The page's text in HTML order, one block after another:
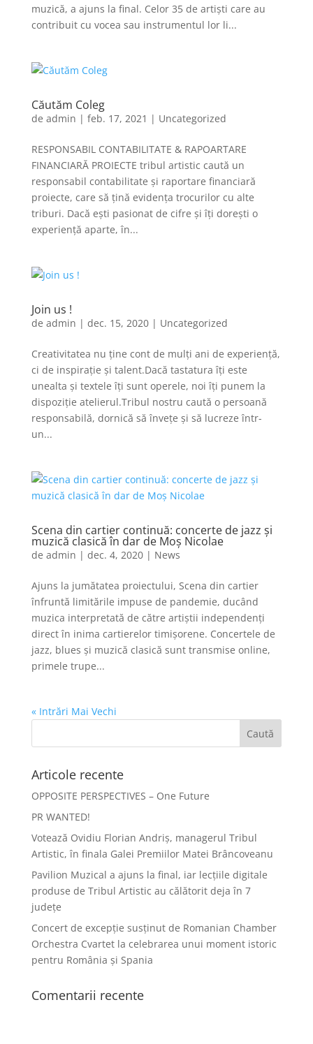
muzică, a ajuns la final. Celor 35 de artiști care au
contribuit cu vocea sau instrumentul lor li...
Căutăm Coleg
de admin | feb. 17, 2021 | Uncategorized
RESPONSABIL CONTABILITATE & RAPOARTARE
FINANCIARĂ PROIECTE tribul artistic caută un
responsabil contabilitate și raportare financiară
proiecte, care să țină evidența trocurilor cu alte
triburi. Dacă ești pasionat de cifre și îți dorești o
experiență aparte, în...
Join us !
de admin | dec. 15, 2020| Uncategorized
Creativitatea nu ține cont de mulți ani de experiență,
ci de inspirație și talent.Dacă tastatura îți este
unealta și textele îți sunt operele, noi îți punem la
dispoziție atelierul.Tribul nostru caută o persoană
responsabilă, dornică să învețe și să lucreze într-
un...
Scena din cartier continuă: concerte de jazz și
muzică clasică în dar de Moș Nicolae
de admin | dec. 4, 2020| News
Ajuns la jumătatea proiectului, Scena din cartier
înfruntă limitările impuse de pandemie, ducând
muzica interpretată de către artiștii independenți
direct în inima cartierelor timișorene. Concertele de
jazz, blues și muzică clasică sunt transmise online,
primele trupe...
« Intrări Mai Vechi
Articole recente
OPPOSITE PERSPECTIVES – One Future
PR WANTED!
Votează Ovidiu Florian Andriș, managerul Tribul
Artistic, în finala Galei Premiilor Matei Brâncoveanu
Pavilion Muzical a ajuns la final, iar lecțiile digitale
produse de Tribul Artistic au călătorit deja în 7
județe
Concert de excepție susținut de Romanian Chamber
Orchestra Cvartet la celebrarea unui moment istoric
pentru România și Spania
Comentarii recente